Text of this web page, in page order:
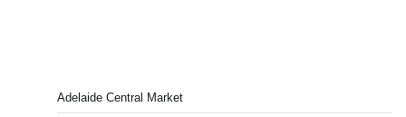
Adelaide Central Market